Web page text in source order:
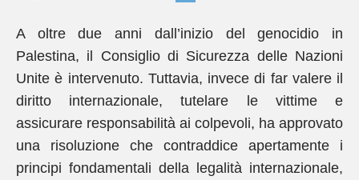
A oltre due anni dall’inizio del genocidio in
Palestina, il Consiglio di Sicurezza delle Nazioni
Unite è intervenuto. Tuttavia, invece di far valere il
diritto internazionale, tutelare le vittime e
assicurare responsabilità ai colpevoli, ha approvato
una risoluzione che contraddice apertamente i
principi fondamentali della legalità internazionale,